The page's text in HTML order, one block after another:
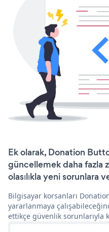
Ek olarak, Donation
güncellemek daha fazla
olasılıkla yeni sorunlara
Bilgisayar korsanları
yararlanmaya
ettikçe güvenlik sorunlarıyla